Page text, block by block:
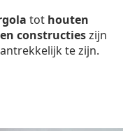
tot houten
constructieszijn
te zijn.